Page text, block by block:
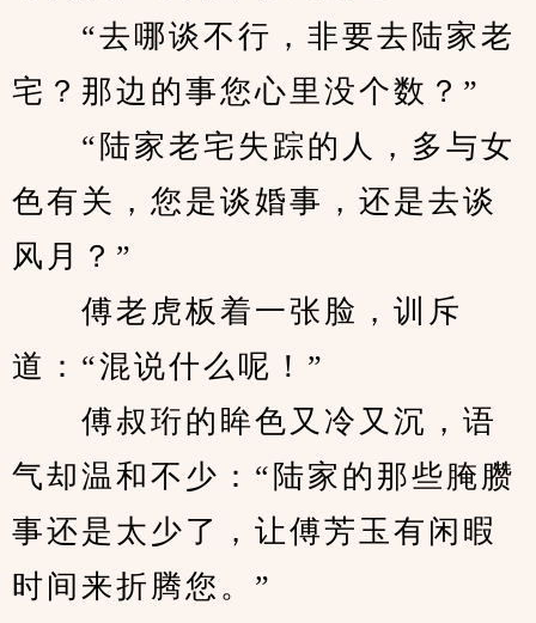
“去哪谈不行，非要去陆家老
宅？那边的事您心里没个数？”
“陆家老宅失踪的人，多与女
色有关，您是谈婚事，还是去谈
风月？”
傅老虎板着一张脸，训斥
道：“混说什么呢！”
傅叔珩的眸色又冷又沉，语
气却温和不少：“陆家的那些腌臜
事还是太少了，让傅芳玉有闲暇
时间来折腾您。”